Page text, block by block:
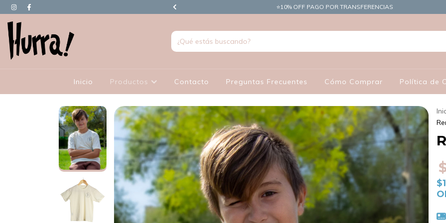
EN ADELANTE TIENEN REGALO ​⭐10% OFF PAGO POR TRANSFERENCIAS
Inicio Productos Contacto Preguntas Frecuentes Cómo Comprar Política de